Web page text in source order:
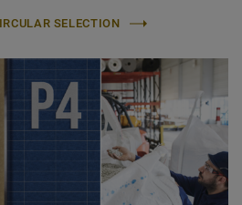
SELECTION